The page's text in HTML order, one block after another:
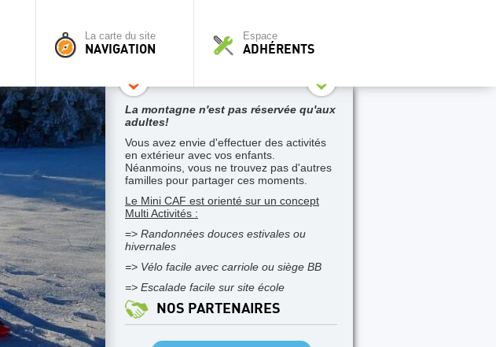
La carte du site
NAVIGATION
Espace
ADHÉRENTS
La montagne n'est pas réservée qu'aux
adultes!
Vous avez envie d'effectuer des activités
en extérieur avec vos enfants.
Néanmoins, vous ne trouvez pas d'autres
familles pour partager ces moments.
Le Mini CAF est orienté sur un concept
Multi Activités :
=> Randonnées douces estivales ou
hivernales
=> Vélo facile avec carriole ou siège BB
=> Escalade facile sur site école
NOS PARTENAIRES